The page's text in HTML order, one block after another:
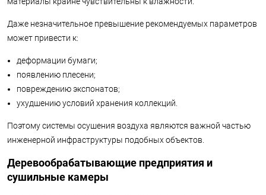
Даже незначительное превышение рекомендуемых параметров
может привести к:
деформации бумаги;
появлению плесени;
повреждению экспонатов;
ухудшению условий хранения коллекций.
Поэтому системы осушения воздуха являются важной частью
инженерной инфраструктуры подобных объектов.
Деревообрабатывающие предприятия и
сушильные камеры